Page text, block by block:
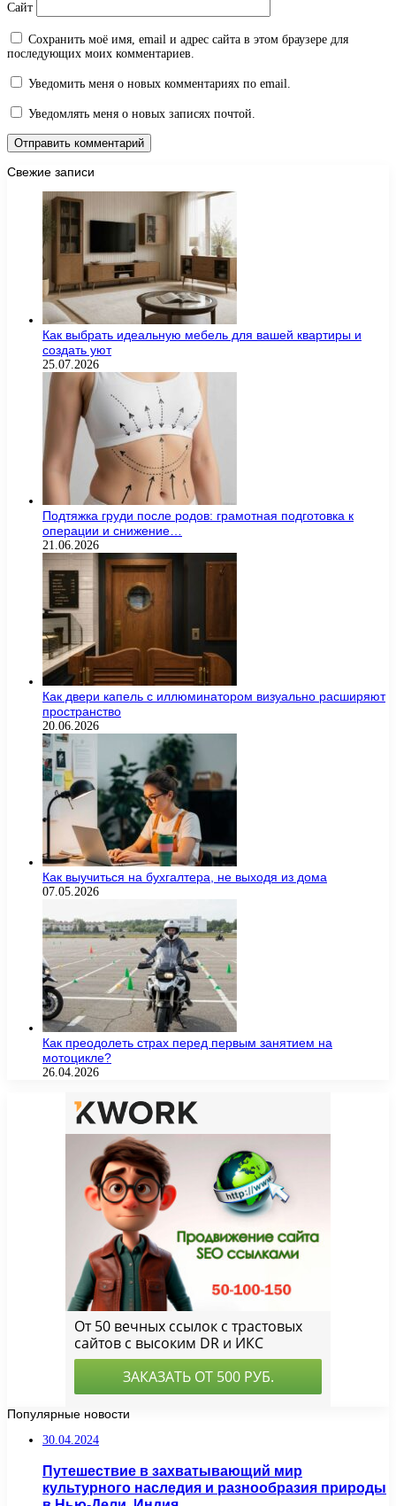
Сайт
Сохранить моё имя, email и адрес сайта в этом браузере для
последующих моих комментариев.
Уведомить меня о новых комментариях по email.
Уведомлять меня о новых записях почтой.
Свежие записи
Как выбрать идеальную мебель для вашей квартиры и
создать уют
25.07.2026
Подтяжка груди после родов: грамотная подготовка к
операции и снижение…
21.06.2026
Как двери капель с иллюминатором визуально расширяют
пространство
20.06.2026
Как выучиться на бухгалтера, не выходя из дома
07.05.2026
Как преодолеть страх перед первым занятием на
мотоцикле?
26.04.2026
Популярные новости
30.04.2024
Путешествие в захватывающий мир
культурного наследия и разнообразия природы